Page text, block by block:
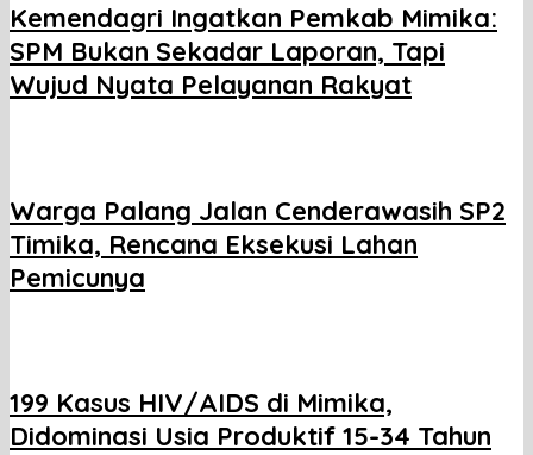
Kemendagri Ingatkan Pemkab Mimika:
SPM Bukan Sekadar Laporan, Tapi
Wujud Nyata Pelayanan Rakyat
Warga Palang Jalan Cenderawasih SP2
Timika, Rencana Eksekusi Lahan
Pemicunya
199 Kasus HIV/AIDS di Mimika,
Didominasi Usia Produktif 15-34 Tahun